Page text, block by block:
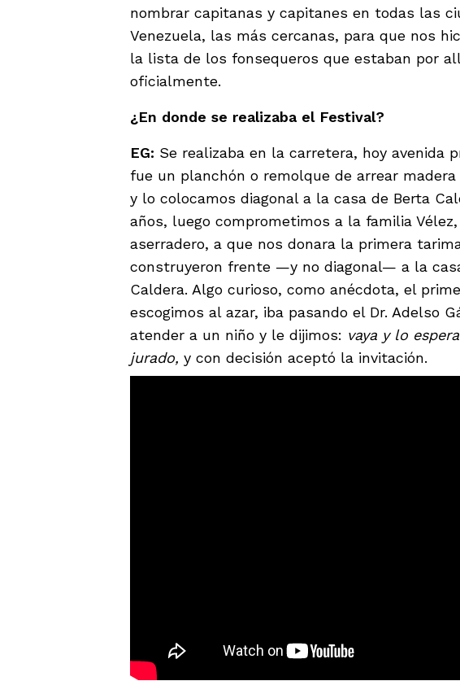
nombrar capitanas y capitanes en todas las
Venezuela, las más cercanas, para que nos
la lista de los fonsequeros que estaban por
oficialmente.
¿En donde se realizaba el Festival?
EG: Se realizaba en la carretera, hoy avenida
fue un planchón o remolque de arrear
y lo colocamos diagonal a la casa de Berta
años, luego comprometimos a la familia
aserradero, a que nos donara la primera
construyeron frente —y no diagonal— a la
Caldera. Algo curioso, como anécdota, el
escogimos al azar, iba pasando el Dr. Adelso
atender a un niño y le dijimos: vaya y lo
jurado, y con decisión aceptó la invitación.